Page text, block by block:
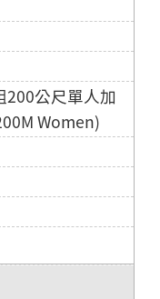
公尺單人加
Women)